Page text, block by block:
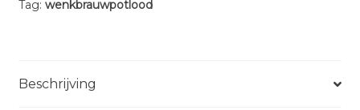
aantal
Tag: wenkbrauwpotlood
Beschrijving